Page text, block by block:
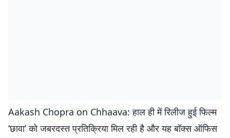
Aakash Chopra on Chhaava: हाल ही में रिलीज हुई फिल्म
‘छावा’ को जबरदस्त प्रतिक्रिया मिल रही है और यह बॉक्स ऑफिस